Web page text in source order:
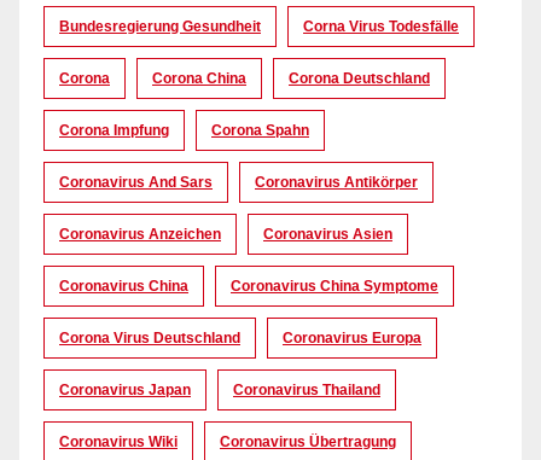
Bundesregierung Gesundheit Corna Virus Todesfälle
Corona Corona China Corona Deutschland
Corona Impfung Corona Spahn
Coronavirus And Sars Coronavirus Antikörper
Coronavirus Anzeichen Coronavirus Asien
Coronavirus China Coronavirus China Symptome
Corona Virus Deutschland Coronavirus Europa
Coronavirus Japan Coronavirus Thailand
Coronavirus Wiki Coronavirus Übertragung